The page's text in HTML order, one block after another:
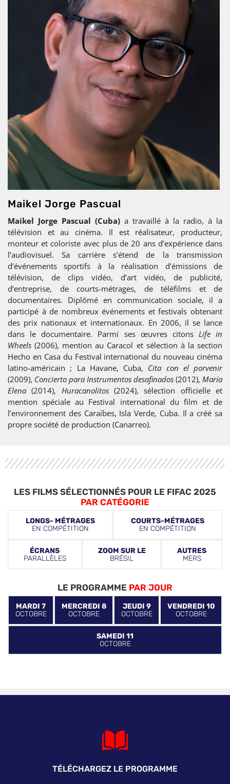
Maikel Jorge Pascual
Maikel Jorge Pascual (Cuba) a travaillé à la radio, à la
télévision et au cinéma. Il est réalisateur, producteur,
monteur et coloriste avec plus de 20 ans d’expérience dans
l’audiovisuel. Sa carrière s’étend de la transmission
d’événements sportifs à la réalisation d’émissions de
télévision, de clips vidéo, d’art vidéo, de publicité,
d’entreprise, de courts-métrages, de téléfilms et de
documentaires. Diplômé en communication sociale, il a
participé à de nombreux événements et festivals obtenant
des prix nationaux et internationaux. En 2006, il se lance
dans le documentaire. Parmi ses œuvres citons Life in
Wheels (2006), mention au Caracol et sélection à la section
Hecho en Casa du Festival international du nouveau cinéma
latino-américain ; La Havane, Cuba, Cita con el porvenir
(2009), Concierto para Instrumentos desafinados (2012), María
Elena (2014), Huracanolitos(2024), sélection officielle et
mention spéciale au Festival international du film et de
l’environnement des Caraïbes, Isla Verde, Cuba. Il a créé sa
propre société de production (Canarreo).
LES FILMS SÉLECTIONNÉS POUR LE FIFAC 2025
PAR CATÉGORIE
LONGS- MÉTRAGES
EN COMPÉTITION
COURTS-MÉTRAGES
EN COMPÉTITION
ÉCRANS
PARALLÈLES
ZOOM SUR LE
BRÉSIL
AUTRES
MERS
LE PROGRAMME PAR JOUR
MARDI 7
OCTOBRE
MERCREDI 8
OCTOBRE
JEUDI 9
OCTOBRE
VENDREDI 10
OCTOBRE
SAMEDI 11
OCTOBRE
TÉLÉCHARGEZ LE PROGRAMME